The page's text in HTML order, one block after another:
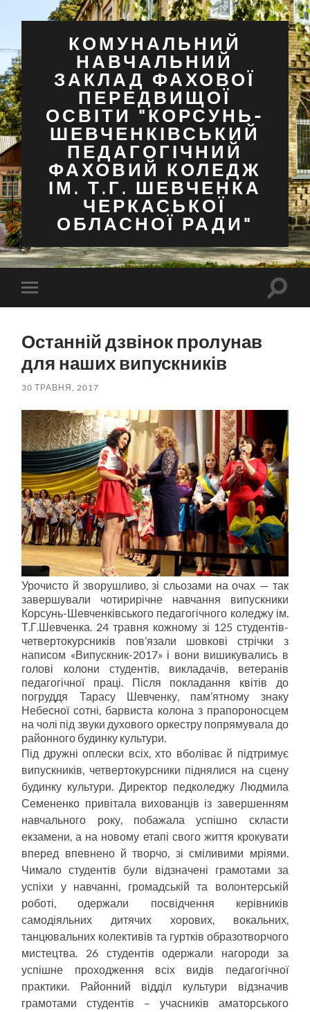
КОМУНАЛЬНИЙ
НАВЧАЛЬНИЙ
ЗАКЛАД ФАХОВОЇ
ПЕРЕДВИЩОЇ
ОСВІТИ "КОРСУНЬ-
ШЕВЧЕНКІВСЬКИЙ
ПЕДАГОГІЧНИЙ
ФАХОВИЙ КОЛЕДЖ
ІМ. Т.Г. ШЕВЧЕНКА
ЧЕРКАСЬКОЇ
ОБЛАСНОЇ РАДИ"
Перемкнути
мобільне
Останній дзвінок пролунав
для наших випускників
30 ТРАВНЯ, 2017
Урочисто й зворушливо, зі сльозами на очах — так
завершували чотирирічне навчання випускники
Корсунь-Шевченківського педагогічного коледжу ім.
Т.Г.Шевченка. 24 травня кожному зі 125 студентів-
четвертокурсників пов’язали шовкові стрічки з
написом «Випускник-2017» і вони вишикувались в
голові колони студентів, викладачів, ветеранів
педагогічної праці. Після покладання квітів до
погруддя Тарасу Шевченку, пам’ятному знаку
Небесної сотні, барвиста колона з прапороносцем
на чолі під звуки духового оркестру попрямувала до
районного будинку культури.
Під дружні оплески всіх, хто вболіває й підтримує
випускників, четвертокурсники піднялися на сцену
будинку культури. Директор педколеджу Людмила
Семененко привітала вихованців із завершенням
навчального року, побажала успішно скласти
екзамени, а на новому етапі свого життя крокувати
вперед впевнено й творчо, зі сміливими мріями.
Чимало студентів були відзначені грамотами за
успіхи у навчанні, громадській та волонтерській
роботі, одержали посвідчення керівників
самодіяльних дитячих хорових, вокальних,
танцювальних колективів та гуртків образотворчого
мистецтва. 26 студентів одержали нагороди за
успішне проходження всіх видів педагогічної
практики. Районний відділ культури відзначив
грамотами студентів – учасників аматорського